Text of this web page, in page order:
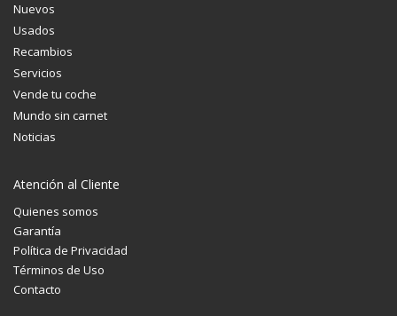
Nuevos
Usados
Recambios
Servicios
Vende tu coche
Mundo sin carnet
Noticias
Atención al Cliente
Quienes somos
Garantía
Política de Privacidad
Términos de Uso
Contacto